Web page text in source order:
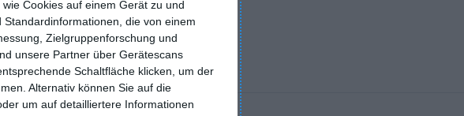
Cookies auf einem Gerät zu und
die von einem
Zielgruppenforschung und
unsere Partner über Gerätescans
Schaltfläche klicken, um der
Alternativ können Sie auf die
um auf detailliertere Informationen